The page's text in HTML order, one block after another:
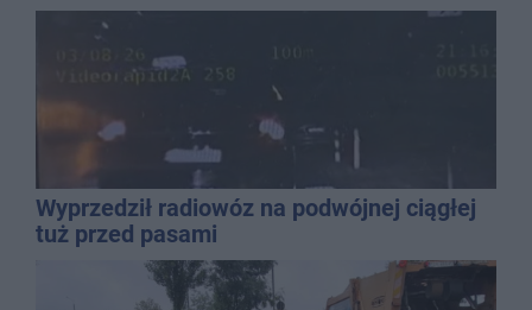
Wyprzedził radiowóz na podwójnej ciągłej
tuż przed pasami